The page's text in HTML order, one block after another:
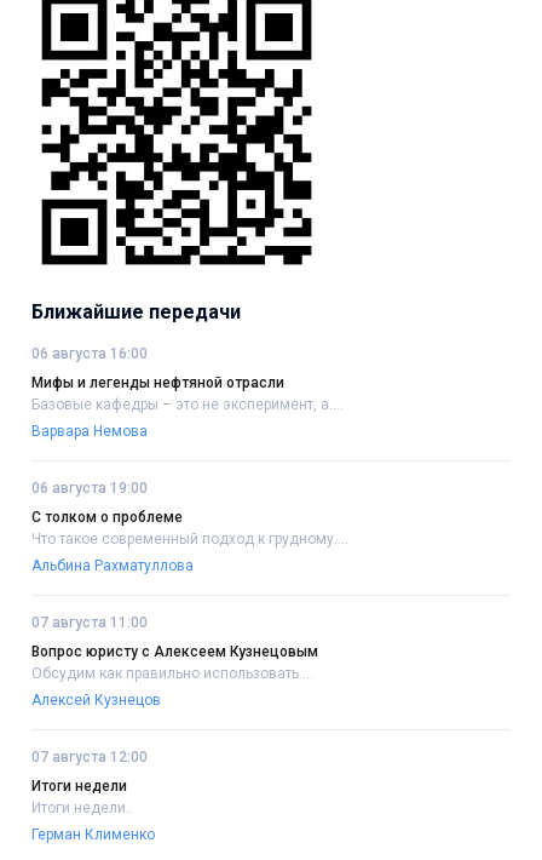
Ближайшие передачи
06 августа 16:00
Мифы и легенды нефтяной отрасли
Базовые кафедры – это не эксперимент, а....
Варвара Немова
06 августа 19:00
С толком о проблеме
Что такое современный подход к грудному....
Альбина Рахматуллова
07 августа 11:00
Вопрос юристу с Алексеем Кузнецовым
Обсудим как правильно использовать....
Алексей Кузнецов
07 августа 12:00
Итоги недели
Итоги недели..
Герман Клименко